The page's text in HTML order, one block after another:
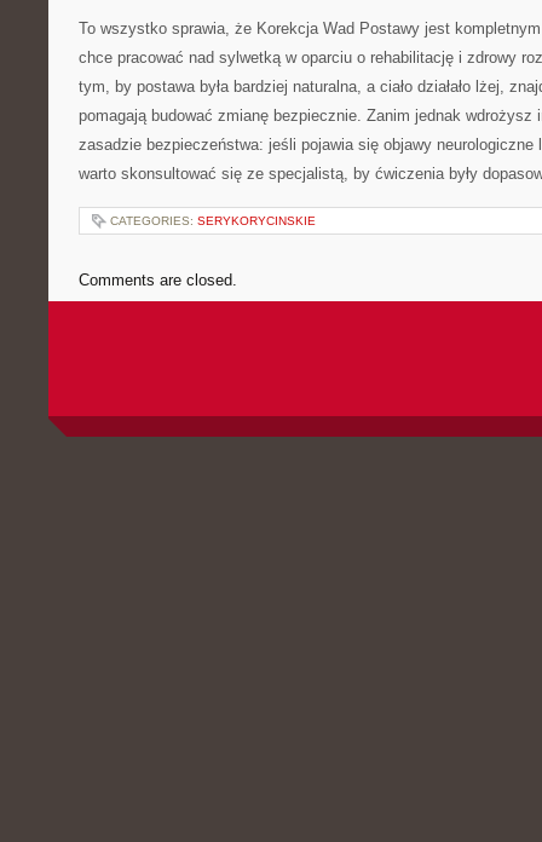
To wszystko sprawia, że Korekcja Wad Postawy jest
chce pracować nad sylwetką w oparciu o rehabilitację i zdrowy
tym, by postawa była bardziej naturalna, a ciało działało lżej,
pomagają budować zmianę bezpiecznie. Zanim jednak wdrożysz
zasadzie bezpieczeństwa: jeśli pojawia się objawy neurologiczne
warto skonsultować się ze specjalistą, by ćwiczenia były
CATEGORIES: SERYKORYCINSKIE
Comments are closed.